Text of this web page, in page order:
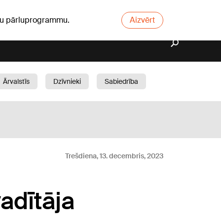
pārluprogrammu. Aizvērt
Ārvalstīs Dzīvnieki
Sabiedrība
Trešdiena, 13. decembris, 2023